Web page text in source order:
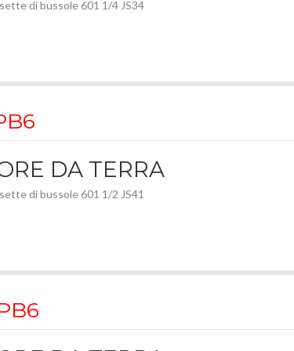
di bussole 601 1/4 JS34
DA TERRA
di bussole 601 1/2 JS41